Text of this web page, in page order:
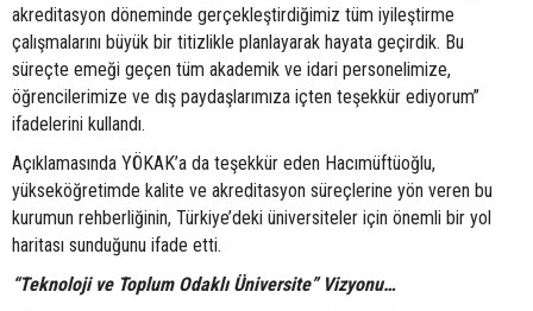
akreditasyon döneminde gerçekleştirdiğimiz tüm iyileştirme
çalışmalarını büyük bir titizlikle planlayarak hayata geçirdik. Bu
süreçte emeği geçen tüm akademik ve idari personelimize,
öğrencilerimize ve dış paydaşlarımıza içten teşekkür ediyorum”
ifadelerini kullandı.
Açıklamasında YÖKAK’a da teşekkür eden Hacımüftüoğlu,
yükseköğretimde kalite ve akreditasyon süreçlerine yön veren bu
kurumun rehberliğinin, Türkiye’deki üniversiteler için önemli bir yol
haritası sunduğunu ifade etti.
“Teknoloji ve Toplum Odaklı Üniversite” Vizyonu…